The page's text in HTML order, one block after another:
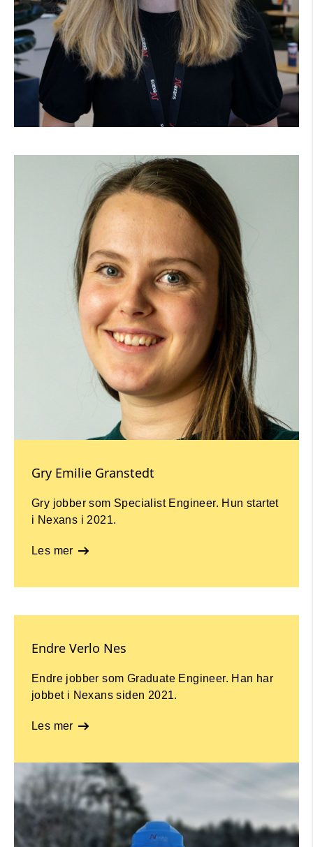
Gry Emilie Granstedt
Gry jobber som Specialist Engineer. Hun startet
i Nexans i 2021.
Les mer
Endre Verlo Nes
Endre jobber som Graduate Engineer. Han har
jobbet i Nexans siden 2021.
Les mer